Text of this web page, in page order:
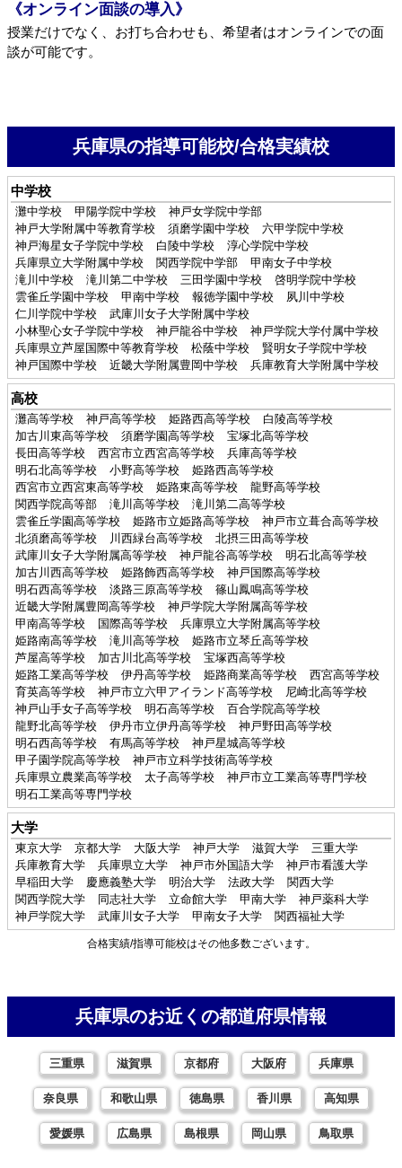
《オンライン面談の導入》
授業だけでなく、お打ち合わせも、希望者はオンラインでの面
談が可能です。
兵庫県の指導可能校/合格実績校
中学校
灘中学校 甲陽学院中学校
神戸女学院中学部
神戸大学附属中等教育学校
須磨学園中学校
六甲学院中学校
神戸海星女子学院中学校
白陵中学校
淳心学院中学校
兵庫県立大学附属中学校
関西学院中学部
甲南女子中学校
滝川中学校
滝川第二中学校 三田学園中学校
啓明学院中学校
雲雀丘学園中学校
甲南中学校 報徳学園中学校
夙川中学校
仁川学院中学校
武庫川女子大学附属中学校
小林聖心女子学院中学校
神戸龍谷中学校
神戸学院大学付属中学校
兵庫県立芦屋国際中等教育学校
松蔭中学校
賢明女子学院中学校
神戸国際中学校
近畿大学附属豊岡中学校 兵庫教育大学附属中学校
高校
灘高等学校 神戸高等学校 姫路西高等学校
白陵高等学校
加古川東高等学校
須磨学園高等学校
宝塚北高等学校
長田高等学校
西宮市立西宮高等学校
兵庫高等学校
明石北高等学校
小野高等学校
姫路西高等学校
西宮市立西宮東高等学校
姫路東高等学校
龍野高等学校
関西学院高等部
滝川高等学校
滝川第二高等学校
雲雀丘学園高等学校
姫路市立姫路高等学校
神戸市立葺合高等学校
北須磨高等学校
川西緑台高等学校
北摂三田高等学校
武庫川女子大学附属高等学校
神戸龍谷高等学校
明石北高等学校
加古川西高等学校
姫路飾西高等学校
神戸国際高等学校
明石西高等学校
淡路三原高等学校
篠山鳳鳴高等学校
近畿大学附属豊岡高等学校
神戸学院大学附属高等学校
甲南高等学校
国際高等学校
兵庫県立大学附属高等学校
姫路南高等学校
滝川高等学校
姫路市立琴丘高等学校
芦屋高等学校
加古川北高等学校
宝塚西高等学校
姫路工業高等学校
伊丹高等学校 姫路商業高等学校
西宮高等学校
育英高等学校
神戸市立六甲アイランド高等学校
尼崎北高等学校
神戸山手女子高等学校
明石高等学校
百合学院高等学校
龍野北高等学校
伊丹市立伊丹高等学校
神戸野田高等学校
明石西高等学校
有馬高等学校
神戸星城高等学校
甲子園学院高等学校
神戸市立科学技術高等学校
兵庫県立農業高等学校
太子高等学校
神戸市立工業高等専門学校
明石工業高等専門学校
大学
東京大学 京都大学 大阪大学 神戸大学 滋賀大学
三重大学
兵庫教育大学
兵庫県立大学 神戸市外国語大学
神戸市看護大学
早稲田大学
慶應義塾大学 明治大学 法政大学
関西大学
関西学院大学
同志社大学 立命館大学 甲南大学
神戸薬科大学
神戸学院大学
武庫川女子大学 甲南女子大学 関西福祉大学
合格実績/指導可能校はその他多数ございます。
兵庫県のお近くの都道府県情報
三重県 滋賀県 京都府 大阪府 兵庫県
奈良県 和歌山県 徳島県 香川県 高知県
愛媛県 広島県 島根県 岡山県 鳥取県